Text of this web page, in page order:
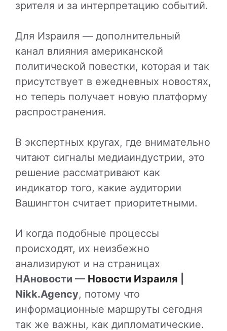
зрителя и за интерпретацию событий.
Для Израиля — дополнительный
канал влияния американской
политической повестки, которая и так
присутствует в ежедневных новостях,
но теперь получает новую платформу
распространения.
В экспертных кругах, где внимательно
читают сигналы медиаиндустрии, это
решение рассматривают как
индикатор того, какие аудитории
Вашингтон считает приоритетными.
И когда подобные процессы
происходят, их неизбежно
анализируют и на страницах
НАновости — Новости Израиля
Nikk.Agency, потому что
информационные маршруты сегодня
так же важны, как дипломатические.